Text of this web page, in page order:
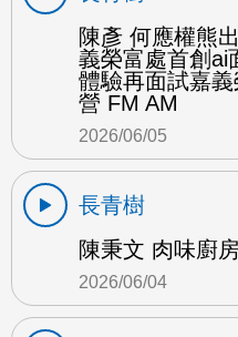
陳彥 何應權熊
義榮富處首創ai
體驗再面試嘉
營 FM AM
2026/06/05
長青樹
陳秉文 肉味廚
2026/06/04